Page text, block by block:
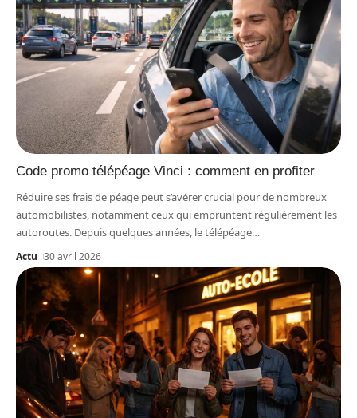
Code promo télépéage Vinci : comment en profiter
Réduire ses frais de péage peut s’avérer crucial pour de nombreux
automobilistes, notamment ceux qui empruntent régulièrement les
autoroutes. Depuis quelques années, le télépéage…
Actu 30 avril 2026